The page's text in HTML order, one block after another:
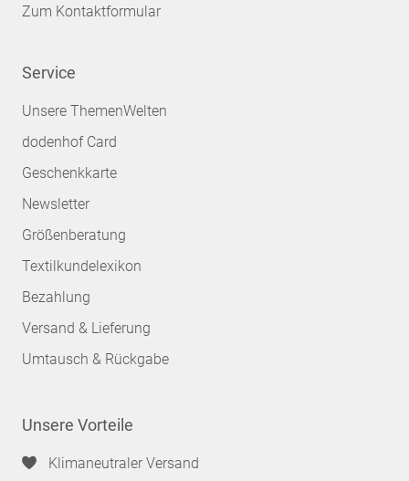
Zum Kontaktformular
Service
Unsere ThemenWelten
dodenhof Card
Geschenkkarte
Newsletter
Größenberatung
Textilkundelexikon
Bezahlung
Versand & Lieferung
Umtausch & Rückgabe
Unsere Vorteile
Klimaneutraler Versand